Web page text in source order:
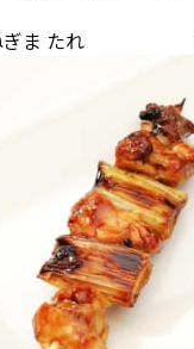
ぎま たれ